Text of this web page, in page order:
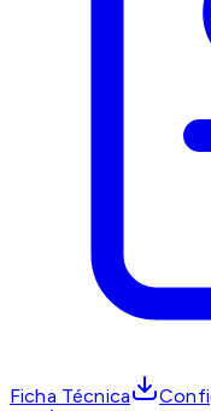
Ficha Técnica